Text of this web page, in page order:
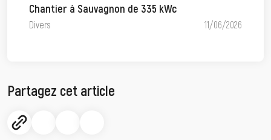
Chantier à Sauvagnon de 335 kWc
Divers 11/06/2026
Partagez cet article